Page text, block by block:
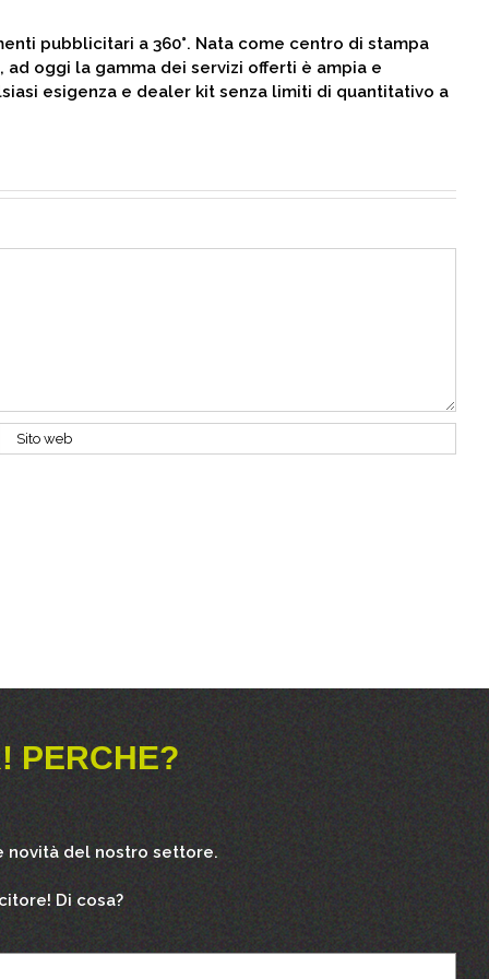
pubblicitari a 360°. Nata come centro di stampa
oggi la gamma dei servizi offerti è ampia e
esigenza e dealer kit senza limiti di quantitativo a
PERCHE?
novità del nostro settore.
Di cosa?